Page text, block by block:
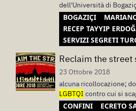
dell'Università di
BOGAZIÇI
RECEP TAYYIP
SERVIZI SEGRETI
Reclaim the street
23 Ottobre 2018
alcuna ricollocazione;
LGBTQI contro cui si
CONFINI
ECRETO